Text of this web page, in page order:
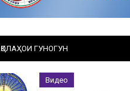
ГУНОГУН
Видео